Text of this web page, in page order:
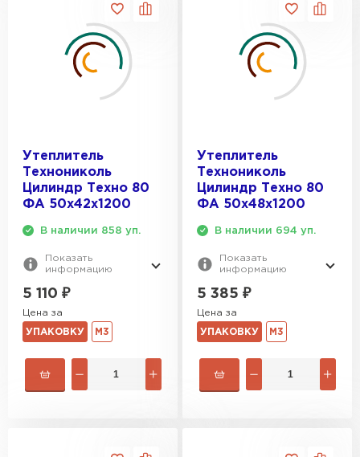
Утеплитель
Технониколь
Цилиндр Техно 80
ФА 50х42х1200
В наличии 858 уп.
Показать
информацию
5 110 ₽
Цена за
УПАКОВКУ М3
Утеплитель
Технониколь
Цилиндр Техно 80
ФА 50х48х1200
В наличии 694 уп.
Показать
информацию
5 385 ₽
Цена за
УПАКОВКУ М3